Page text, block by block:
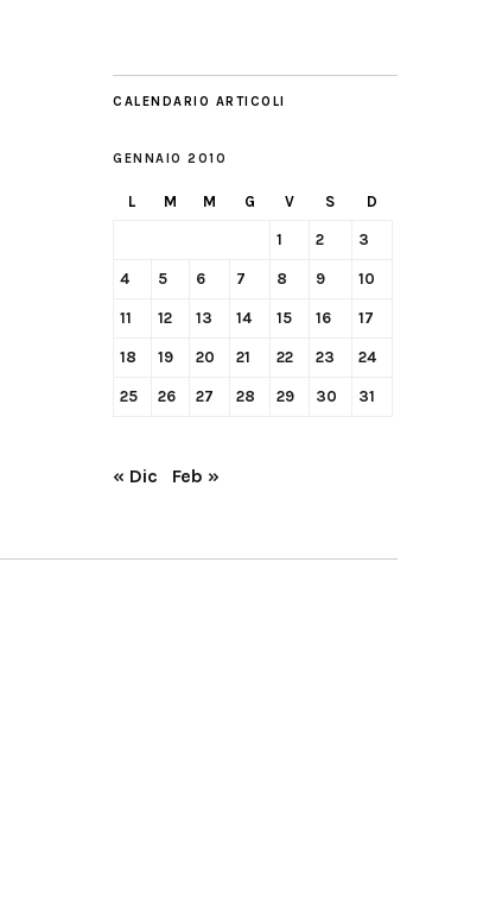
CALENDARIO ARTICOLI
GENNAIO 2010
L M M G V S D
1 2 3
4 5 6 7 8 9 10
11 12 13 14 15 16 17
18 19 20 21 22 23 24
25 26 27 28 29 30 31
« Dic Feb »